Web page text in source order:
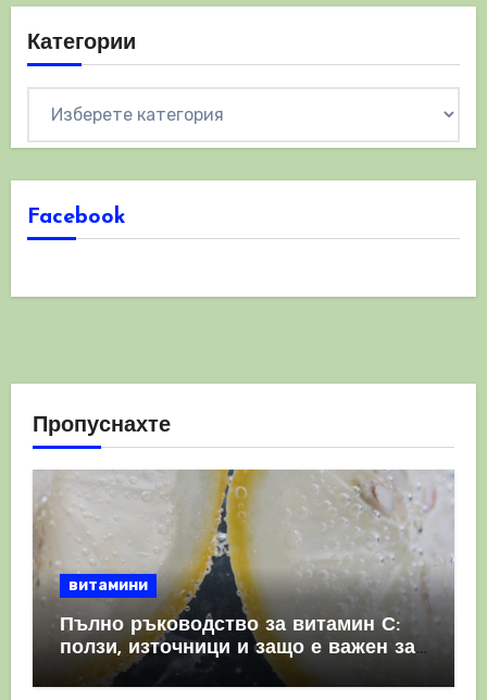
Категории
Facebook
Пропуснахте
витамини
Пълно ръководство за витамин С:
ползи, източници и защо е важен за
имунната система